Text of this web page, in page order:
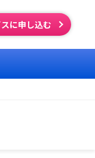
に申し込む